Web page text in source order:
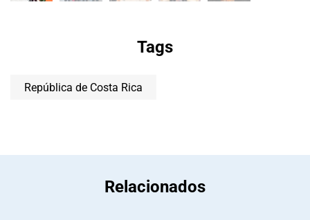
Tags
República de Costa Rica
Relacionados